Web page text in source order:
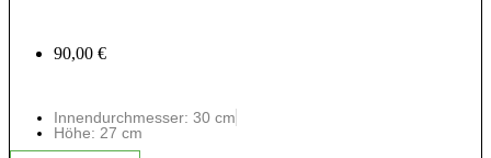
90,00 €
Innendurchmesser: 30 cm
Höhe: 27 cm